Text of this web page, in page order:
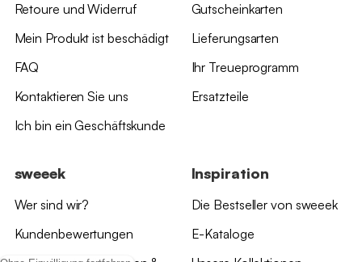
Retoure und Widerruf
Mein Produkt ist beschädigt
FAQ
Kontaktieren Sie uns
Ich bin ein Geschäftskunde
Gutscheinkarten
Lieferungsarten
Ihr Treueprogramm
Ersatzteile
sweeek
Wer sind wir?
Kundenbewertungen
Inspiration
Die Bestseller von sweeek
E-Kataloge